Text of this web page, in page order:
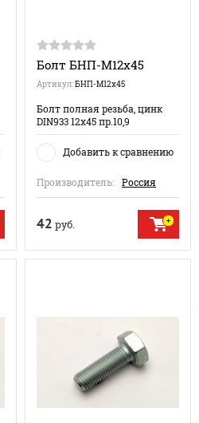
Болт БНП-М12х45
Артикул:БНП-М12х45
Болт полная резьба, цинк
DIN933 12х45 пр.10,9
Добавить к сравнению
Производитель: Россия
42 руб.